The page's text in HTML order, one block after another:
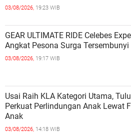
03/08/2026, 19:23 WIB
GEAR ULTIMATE RIDE Celebes
Angkat Pesona Surga
03/08/2026, 19:17 WIB
Usai Raih KLA Kategori Utama,
Perkuat Perlindungan Anak Lewat
Anak
03/08/2026, 14:18 WIB